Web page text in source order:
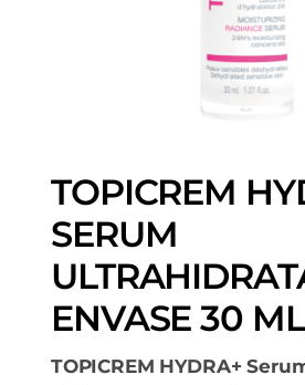
TOPICREM
SERUM
ENVASE 30 ML
TOPICREM HYDRA+